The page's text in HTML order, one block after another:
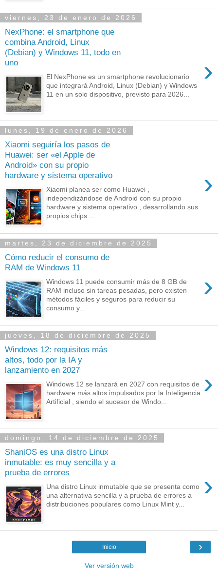
viernes, 23 de enero de 2026
NexPhone: el smartphone que
combina Android, Linux
(Debian) y Windows 11, todo en
uno
›
El NexPhone es un smartphone revolucionario
que integrará Android, Linux (Debian) y Windows
11 en un solo dispositivo, previsto para 2026...
lunes, 19 de enero de 2026
Xiaomi seguiría los pasos de
Huawei: ser «el Apple de
Android» con su propio
hardware y sistema operativo
›
Xiaomi planea ser como Huawei ,
independizándose de Android con su propio
hardware y sistema operativo , desarrollando sus
propios chips ...
martes, 23 de diciembre de 2025
Cómo reducir el consumo de
RAM de Windows 11
›
Windows 11 puede consumir más de 8 GB de
RAM incluso sin tareas pesadas, pero existen
métodos fáciles y seguros para reducir su
consumo y...
jueves, 18 de diciembre de 2025
Windows 12: requisitos más
altos, todo por la IA y
lanzamiento en 2027
›
Windows 12 se lanzará en 2027 con requisitos de
hardware más altos impulsados por la Inteligencia
Artificial , siendo el sucesor de Windo...
domingo, 14 de diciembre de 2025
ShaniOS es una distro Linux
inmutable: es muy sencilla y a
prueba de errores
›
Una distro Linux inmutable que se presenta como
una alternativa sencilla y a prueba de errores a
distribuciones populares como Linux Mint y...
›
Inicio
Ver versión web